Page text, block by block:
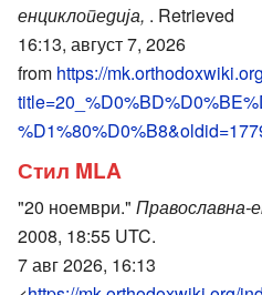
енциклопедија, . Retrieved
16:13, август 7, 2026
from https://
Стил MLA
"20 ноември." Православна-
2008, 18:55 UTC.
7 авг 2026, 16:13